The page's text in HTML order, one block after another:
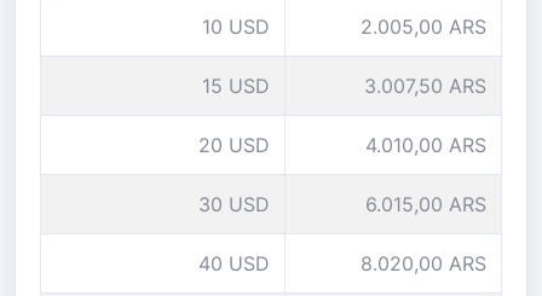
10 USD 2.005,00 ARS
15 USD 3.007,50 ARS
20 USD 4.010,00 ARS
30 USD 6.015,00 ARS
40 USD 8.020,00 ARS